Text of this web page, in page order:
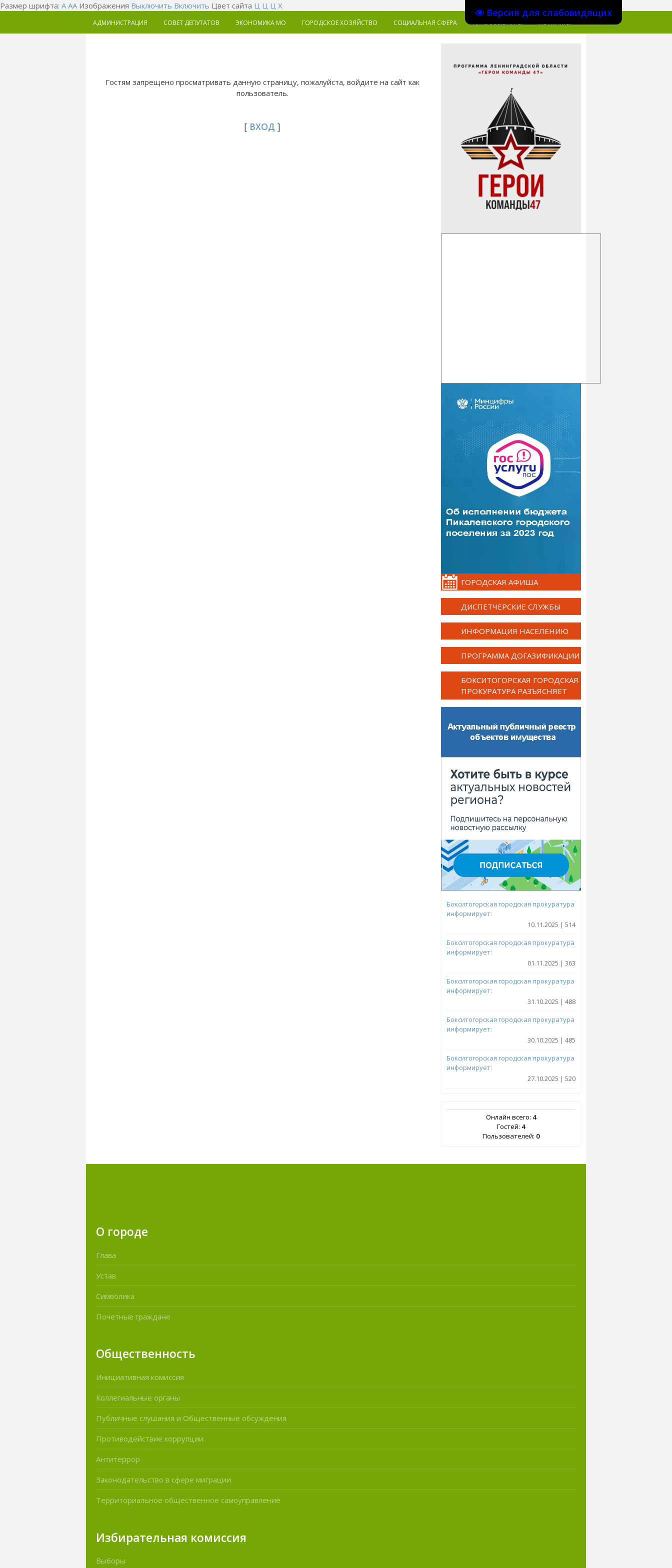
Версия для слабовидящих
Размер шрифта: A AAИзображения Выключить Включить Цвет сайта Ц Ц Ц Х
АДМИНИСТРАЦИЯ СОВЕТ ДЕПУТАТОВ ЭКОНОМИКА MO ГОРОДСКОЕ ХОЗЯЙСТВО СОЦИАЛЬНАЯ СФЕРА ПРАВОВЫЕ АКТЫ КОНТАКТЫ
Гостям запрещено просматривать данную страницу, пожалуйста, войдите на сайт как
пользователь.
[ ВХОД ]
ГОРОДСКАЯ АФИША
ДИСПЕТЧЕРСКИЕ СЛУЖБЫ
ИНФОРМАЦИЯ НАСЕЛЕНИЮ
ПРОГРАММА ДОГАЗИФИКАЦИИ
БОКСИТОГОРСКАЯ ГОРОДСКАЯ
ПРОКУРАТУРА РАЗЪЯСНЯЕТ
Бокситогорская городская прокуратура
информирует:
10.11.2025 | 514
Бокситогорская городская прокуратура
информирует:
01.11.2025 | 363
Бокситогорская городская прокуратура
информирует:
31.10.2025 | 488
Бокситогорская городская прокуратура
информирует:
30.10.2025 | 485
Бокситогорская городская прокуратура
информирует:
27.10.2025 | 520
Онлайн всего: 4
Гостей: 4
Пользователей: 0
О городе
Глава
Устав
Символика
Почетные граждане
Общественность
Инициативная комиссия
Коллегиальные органы
Публичные слушания и Общественные обсуждения
Противодействие коррупции
Антитеррор
Законодательство в сфере миграции
Территориальное общественное самоуправление
Избирательная комиссия
Выборы